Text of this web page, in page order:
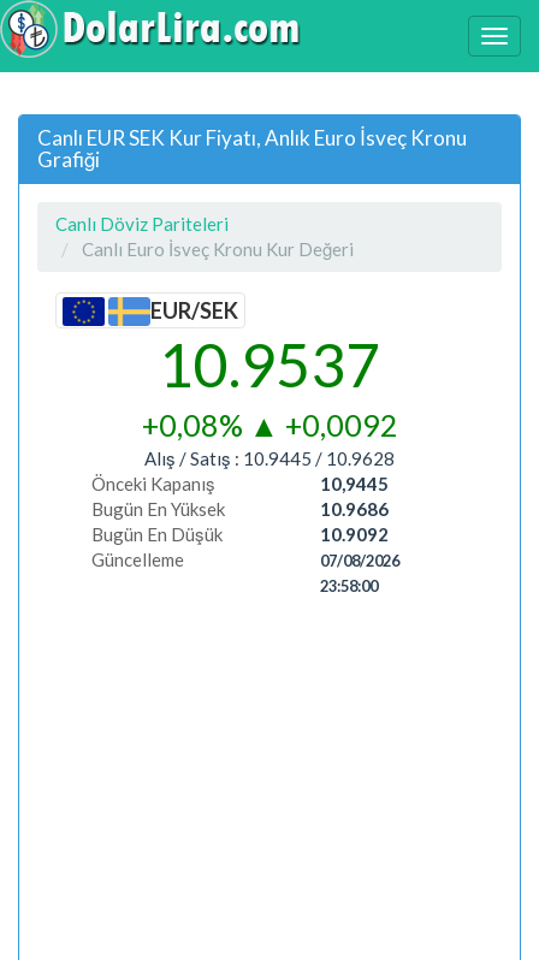
Canlı EUR SEK Kur Fiyatı, Anlık Euro İsveç Kronu
Grafiği
Canlı Döviz Pariteleri
Canlı Euro İsveç Kronu Kur Değeri
EUR/SEK
10.9537
+0,08% ▲ +0,0092
Alış / Satış : 10.9445 / 10.9628
Önceki Kapanış
10,9445
Bugün En Yüksek
10.9686
Bugün En Düşük
10.9092
Güncelleme
07/08/2026
23:58:00